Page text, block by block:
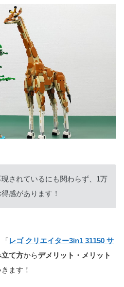
されているにも関わらず、1万
感があります！
レゴ クリエイター3in1 31150 サ
て方からデメリット・メリット
ます！